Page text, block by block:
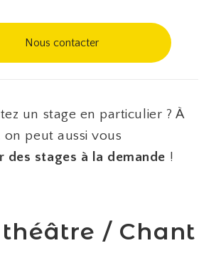
Nous contacter
un stage en particulier ? À
on peut aussi vous
des stages à la demande !
/ Chant